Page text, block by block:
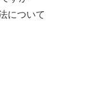
について